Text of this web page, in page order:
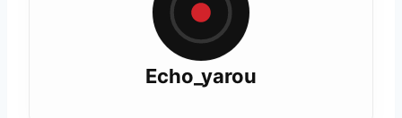
Echo_yarou